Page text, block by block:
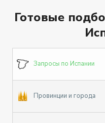
Готовые
Запросы по Испании
Провинции и города